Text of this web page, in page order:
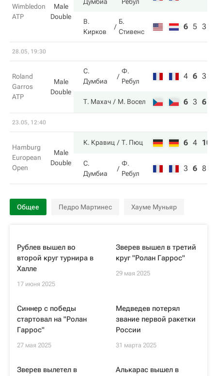
Wimbledon
ATP
Male
Double
В.
Кирков
Б.
Стивенс
6 5 3
28.05, 19:30
Roland
Garros
ATP
Male
Double
С.
Думбиа
Ф.
Ребул
4 6 3
Т. Махач М. Восел 6 3 6
23.05, 12:40
Hamburg
European
Open
Male
Double
К. Кравиц Т. Пюц 6 4 10
С.
Думбиа
Ф.
Ребул
3 6 8
Общее Педро Мартинес Хауме Муньяр
Рублев вышел во
второй круг турнира в
Халле
17 июня 2025
Зверев вышел в третий
круг "Ролан Гаррос"
29 мая 2025
Синнер с победы
стартовал на "Ролан
Гаррос"
27 мая 2025
Медведев потерял
звание первой ракетки
России
31 марта 2025
Зверев вылетел в
Алькарас вышел в